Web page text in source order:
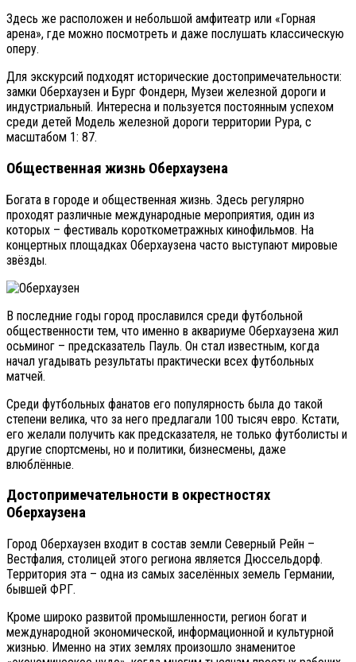
Здесь же расположен и небольшой амфитеатр или «Горная
арена», где можно посмотреть и даже послушать классическую
оперу.
Для экскурсий подходят исторические достопримечательности:
замки Оберхаузен и Бург Фондерн, Музеи железной дороги и
индустриальный. Интересна и пользуется постоянным успехом
среди детей Модель железной дороги территории Рура, с
масштабом 1: 87.
Общественная жизнь Оберхаузена
Богата в городе и общественная жизнь. Здесь регулярно
проходят различные международные мероприятия, один из
которых – фестиваль короткометражных кинофильмов. На
концертных площадках Оберхаузена часто выступают мировые
звёзды.
В последние годы город прославился среди футбольной
общественности тем, что именно в аквариуме Оберхаузена жил
осьминог – предсказатель Пауль. Он стал известным, когда
начал угадывать результаты практически всех футбольных
матчей.
Среди футбольных фанатов его популярность была до такой
степени велика, что за него предлагали 100 тысяч евро. Кстати,
его желали получить как предсказателя, не только футболисты и
другие спортсмены, но и политики, бизнесмены, даже
влюблённые.
Достопримечательности в окрестностях
Оберхаузена
Город Оберхаузен входит в состав земли Северный Рейн –
Вестфалия, столицей этого региона является Дюссельдорф.
Территория эта – одна из самых заселённых земель Германии,
бывшей ФРГ.
Кроме широко развитой промышленности, регион богат и
международной экономической, информационной и культурной
жизнью. Именно на этих землях произошло знаменитое